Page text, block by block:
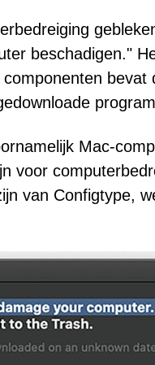
beschadigen."
Mac-
voor
van Configtype,